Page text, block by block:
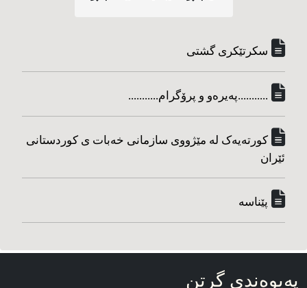
سکرتێکری گشتی
...........په‌یره‌و و پرۆگرام...........
کورته‌یه‌ک له مێژووی سازمانی خه‌بات ی کوردستانی
ئێران
پێناسه‌
په‌یوه‌ندی گرتن